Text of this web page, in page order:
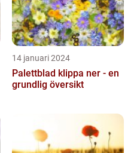
14 januari 2024
Palettblad klippa ner - en
grundlig översikt